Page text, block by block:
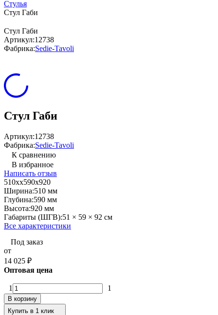
Стулья
Стул Габи
Стул Габи
Артикул:12738
Фабрика:Sedie-Tavoli
Стул Габи
Артикул:12738
Фабрика:Sedie-Tavoli
К сравнению
В избранное
Написать отзыв
510хх590х920
Ширина:510 мм
Глубина:590 мм
Высота:920 мм
Габариты (ШГВ):51 × 59 × 92 см
Все характеристики
Под заказ
от
14 025 ₽
Оптовая цена
1 1
В корзину
Купить в 1 клик